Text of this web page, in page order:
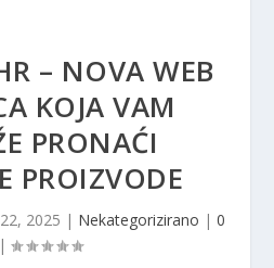
– NOVA WEB
KOJA VAM
PRONAĆI
PROIZVODE
2025 | Nekategorizirano | 0
|